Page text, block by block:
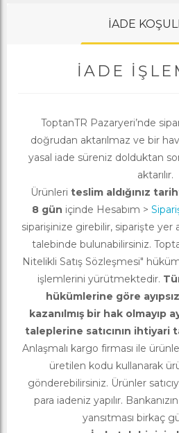
İADE
İADE
ToptanTR Pazaryeri’nde
doğrudan aktarılmaz ve bir
yasal iade süreniz dolduktan
aktarılır.
Ürünleri teslim aldığınız
8 gün içinde Hesabım >
siparişinize girebilir, siparişte yer
talebinde bulunabilirsiniz.
Nitelikli Satış Sözleşmesi"
işlemlerini yürütmektedir.
hükümlerine göre
kazanılmış bir hak olmayıp
taleplerine satıcının ihtiyari
Anlaşmalı kargo firması ile
üretilen kodu kullanarak
gönderebilirsiniz. Ürünler
para iadeniz yapılır.
yansıtması birkaç